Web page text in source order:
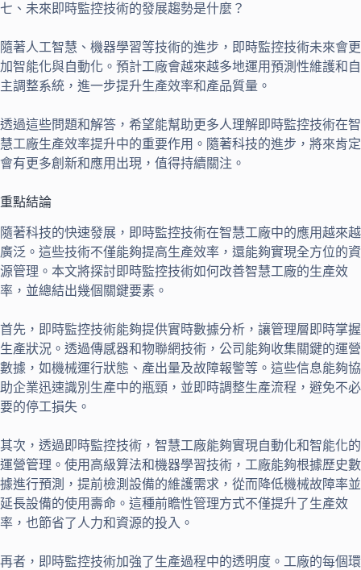
七、未來即時監控技術的發展趨勢是什麼？
隨著人工智慧、機器學習等技術的進步，即時監控技術未來會更
加智能化與自動化。預計工廠會越來越多地運用預測性維護和自
主調整系統，進一步提升生產效率和產品質量。
透過這些問題和解答，希望能幫助更多人理解即時監控技術在智
慧工廠生產效率提升中的重要作用。隨著科技的進步，將來肯定
會有更多創新和應用出現，值得持續關注。
重點結論
隨著科技的快速發展，即時監控技術在智慧工廠中的應用越來越
廣泛。這些技術不僅能夠提高生產效率，還能夠實現全方位的資
源管理。本文將探討即時監控技術如何改善智慧工廠的生產效
率，並總結出幾個關鍵要素。
首先，即時監控技術能夠提供實時數據分析，讓管理層即時掌握
生產狀況。透過傳感器和物聯網技術，公司能夠收集關鍵的運營
數據，如機械運行狀態、產出量及故障報警等。這些信息能夠協
助企業迅速識別生產中的瓶頸，並即時調整生產流程，避免不必
要的停工損失。
其次，透過即時監控技術，智慧工廠能夠實現自動化和智能化的
運營管理。使用高級算法和機器學習技術，工廠能夠根據歷史數
據進行預測，提前檢測設備的維護需求，從而降低機械故障率並
延長設備的使用壽命。這種前瞻性管理方式不僅提升了生產效
率，也節省了人力和資源的投入。
再者，即時監控技術加強了生產過程中的透明度。工廠的每個環